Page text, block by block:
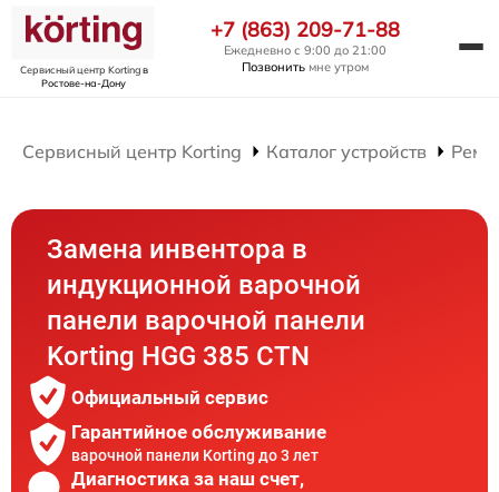
Сервисный центр Kortingв
Ростове-на-Дону
+7 (863) 209-71-88
Ежедневно с 9:00 до 21:00
Позвонить мне утром
Сервисный центр Korting Каталог устройств
Замена инвентора в
индукционной варочной
панели варочной панели
Korting HGG 385 CTN
Официальный сервис
Гарантийное обслуживание
варочной панели Korting до 3 лет
Диагностика за наш счет,